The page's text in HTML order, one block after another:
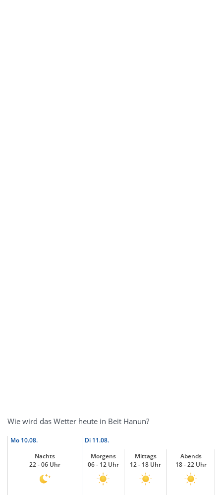
Wie wird das Wetter heute in Beit Hanun?
Mo 10.08. Di 11.08.
Nachts
22 - 06 Uhr
Morgens
06 - 12 Uhr
Mittags
12 - 18 Uhr
Abends
18 - 22 Uhr